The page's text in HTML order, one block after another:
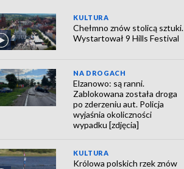
KULTURA
Chełmno znów stolicą sztuki.
Wystartował 9 Hills Festival
NA DROGACH
Elzanowo: są ranni.
Zablokowana została droga
po zderzeniu aut. Policja
wyjaśnia okoliczności
wypadku [zdjęcia]
KULTURA
Królowa polskich rzek znów